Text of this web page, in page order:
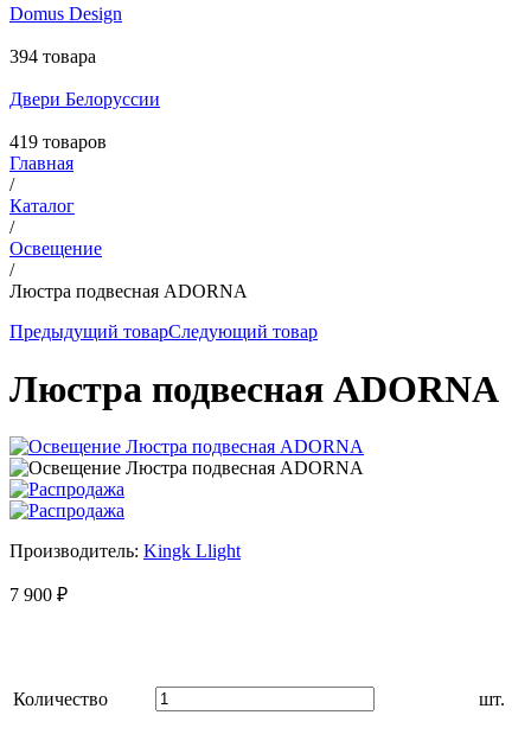
Domus Design
394 товара
Двери Белоруссии
419 товаров
Главная
/
Каталог
/
Освещение
/
Люстра подвесная ADORNA
Предыдущий товарСледующий товар
Люстра подвесная ADORNA
Производитель: Kingk Llight
7 900 ₽
Количество шт.